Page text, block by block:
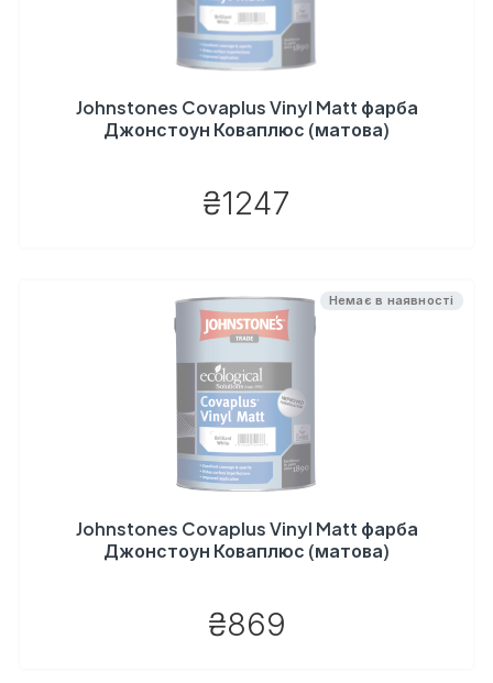
Johnstones Covaplus Vinyl Matt фарба
Джонстоун Коваплюс (матова)
₴1247
Немає в наявності
Johnstones Covaplus Vinyl Matt фарба
Джонстоун Коваплюс (матова)
₴869